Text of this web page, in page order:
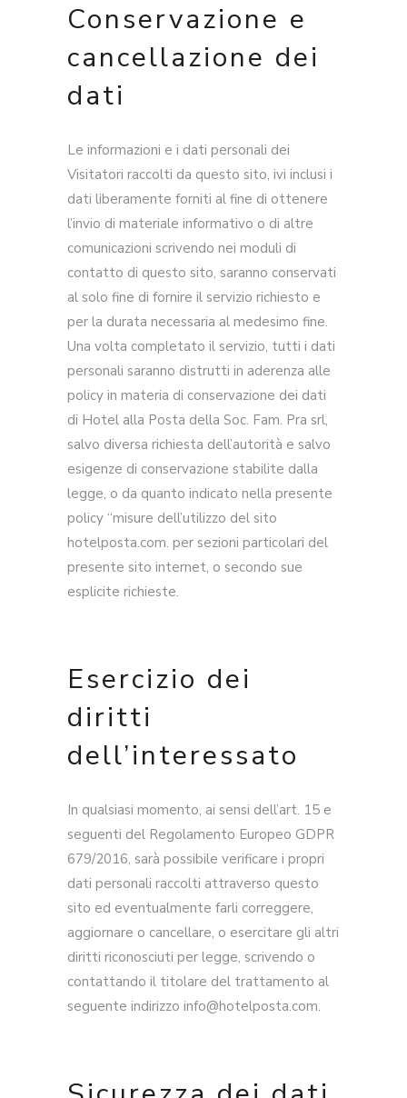
Conservazione e
cancellazione dei
dati
Le informazioni e i dati personali dei
Visitatori raccolti da questo sito, ivi inclusi i
dati liberamente forniti al fine di ottenere
l’invio di materiale informativo o di altre
comunicazioni scrivendo nei moduli di
contatto di questo sito, saranno conservati
al solo fine di fornire il servizio richiesto e
per la durata necessaria al medesimo fine.
Una volta completato il servizio, tutti i dati
personali saranno distrutti in aderenza alle
policy in materia di conservazione dei dati
di Hotel alla Posta della Soc. Fam. Pra srl,
salvo diversa richiesta dell’autorità e salvo
esigenze di conservazione stabilite dalla
legge, o da quanto indicato nella presente
policy “misure dell’utilizzo del sito
hotelposta.com. per sezioni particolari del
presente sito internet, o secondo sue
esplicite richieste.
Esercizio dei
diritti
dell’interessato
In qualsiasi momento, ai sensi dell’art. 15 e
seguenti del Regolamento Europeo GDPR
679/2016, sarà possibile verificare i propri
dati personali raccolti attraverso questo
sito ed eventualmente farli correggere,
aggiornare o cancellare, o esercitare gli altri
diritti riconosciuti per legge, scrivendo o
contattando il titolare del trattamento al
seguente indirizzo info@hotelposta.com.